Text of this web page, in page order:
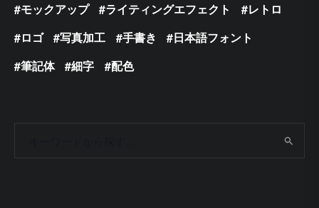
モックアップ
ライティングエフェクト
レトロ
ロゴ
写真加工 手書き
日本語フォント
筆記体
細字 配色